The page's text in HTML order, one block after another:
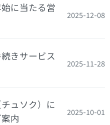
始に当たる営
2025-12-08
続きサービス
2025-11-28
チュソク）に
内
2025-10-01